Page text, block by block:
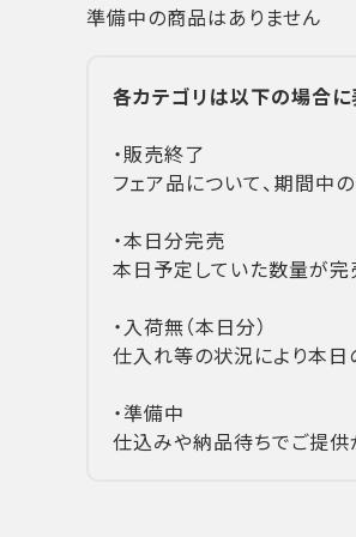
準備中の商品はありません
各カテゴリは以下の場合に
・販売終了
フェア品について、期間中
・本日分完売
本日予定していた数量が完
・入荷無（本日分）
仕入れ等の状況により本
・準備中
仕込みや納品待ちでご提